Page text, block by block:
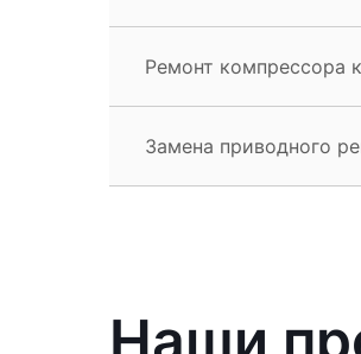
Ремонт компрессора
Замена приводного